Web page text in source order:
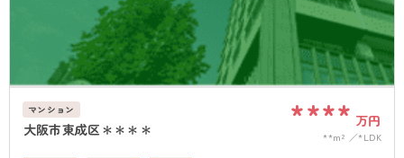
マンション
大阪市東成区＊＊＊＊ **** 万円
**m² *LDK